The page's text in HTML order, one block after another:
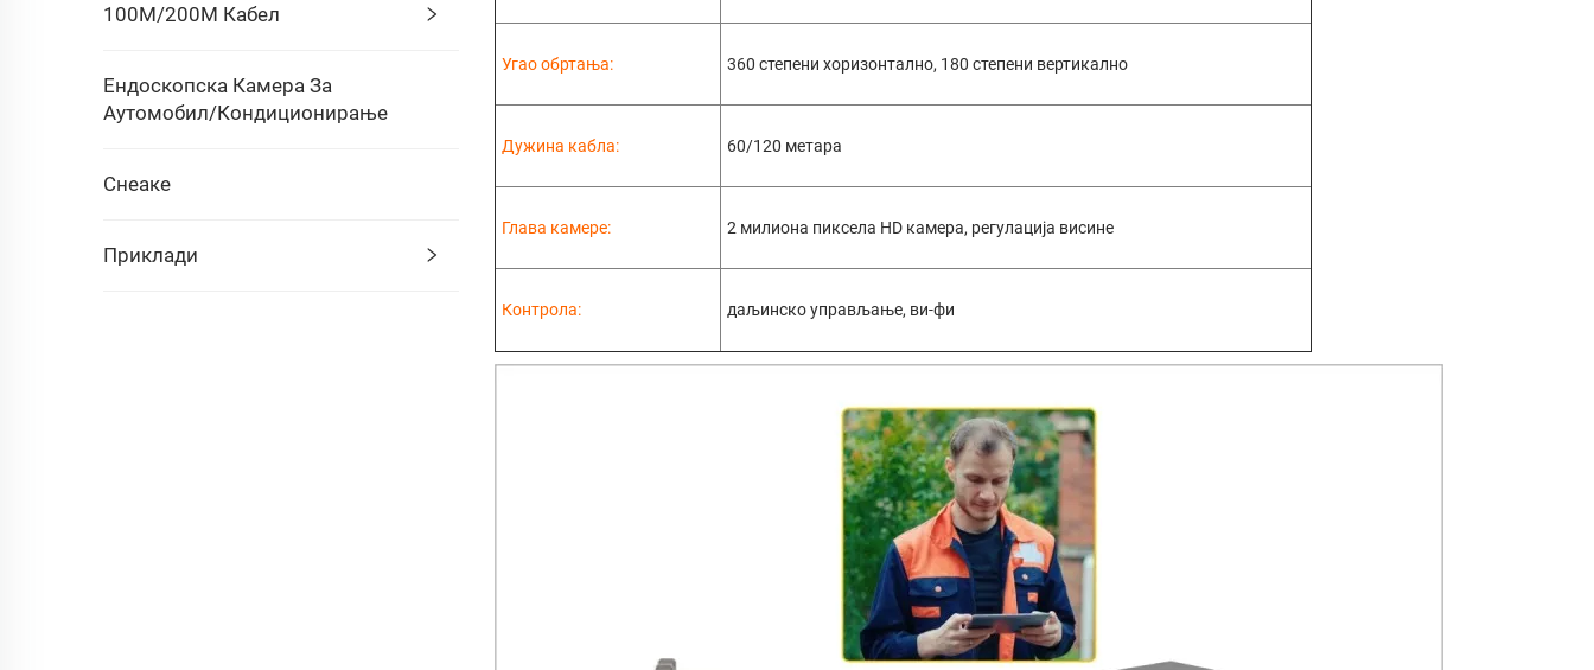
100М/200М Кабел
Ендоскопска Камера За
Аутомобил/кондиционирање
Снеаке
Приклади
Угао обртања: 360 степени хоризонтално, 180 степени вертикално
Дужина кабла: 60/120 метара
Глава камере: 2 милиона пиксела HD камера, регулација висине
Контрола: даљинско управљање, ви-фи